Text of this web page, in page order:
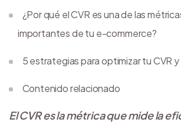
El CVR es la métrica que mide la
¿Por qué el CVR es una de las
importantes de tu e-commerce?
5 estrategias para optimizar tu CVR
Contenido relacionado